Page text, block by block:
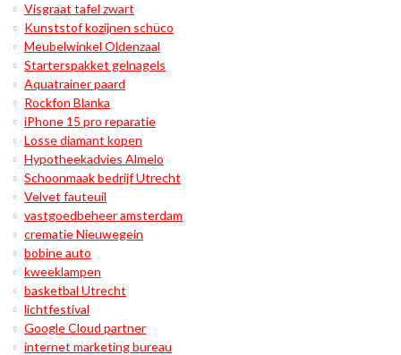
Visgraat tafel zwart
Kunststof kozijnen schüco
Meubelwinkel Oldenzaal
Starterspakket gelnagels
Aquatrainer paard
Rockfon Blanka
iPhone 15 pro reparatie
Losse diamant kopen
Hypotheekadvies Almelo
Schoonmaak bedrijf Utrecht
Velvet fauteuil
vastgoedbeheer amsterdam
crematie Nieuwegein
bobine auto
kweeklampen
basketbal Utrecht
lichtfestival
Google Cloud partner
internet marketing bureau